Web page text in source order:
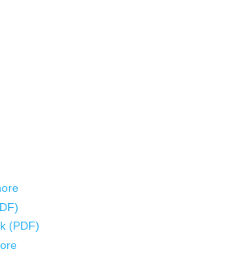
(PDF)